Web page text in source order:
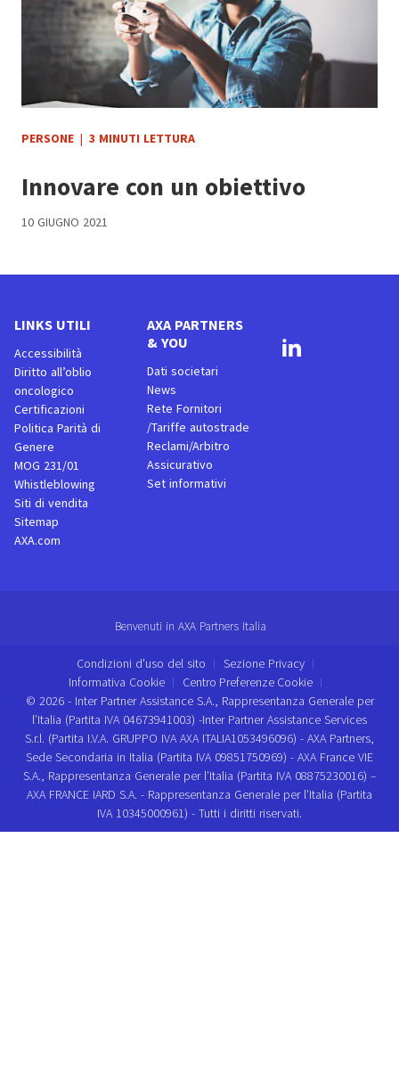
PERSONE | 3 MINUTI LETTURA
Innovare con un obiettivo
10 GIUGNO 2021
LINKS UTILI
Accessibilità
Diritto all’oblio
oncologico
Certificazioni
Politica Parità di
Genere
MOG 231/01
Whistleblowing
Siti di vendita
Sitemap
AXA.com
AXA PARTNERS
& YOU
Dati societari
News
Rete Fornitori
/Tariffe autostrade
Reclami/Arbitro
Assicurativo
Set informativi
Benvenuti in AXA Partners Italia
Condizioni d'uso del sito
Sezione Privacy
Informativa Cookie
Centro Preferenze Cookie
© 2026 - Inter Partner Assistance S.A., Rappresentanza Generale per
l’Italia (Partita IVA 04673941003) -Inter Partner Assistance Services
S.r.l. (Partita I.V.A. GRUPPO IVA AXA ITALIA1053496096) - AXA Partners,
Sede Secondaria in Italia (Partita IVA 09851750969) - AXA France VIE
S.A., Rappresentanza Generale per l’Italia (Partita IVA 08875230016) –
AXA FRANCE IARD S.A. - Rappresentanza Generale per l’Italia (Partita
IVA 10345000961) - Tutti i diritti riservati.